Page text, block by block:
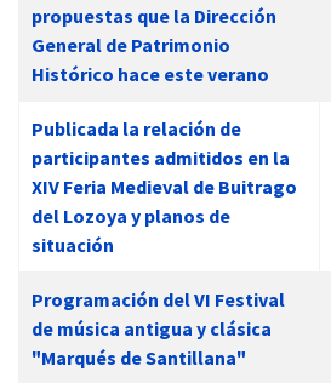
propuestas que la Dirección
General de Patrimonio
Histórico hace este verano
Publicada la relación de
participantes admitidos en la
XIV Feria Medieval de Buitrago
del Lozoya y planos de
situación
Programación del VI Festival
de música antigua y clásica
"Marqués de Santillana"